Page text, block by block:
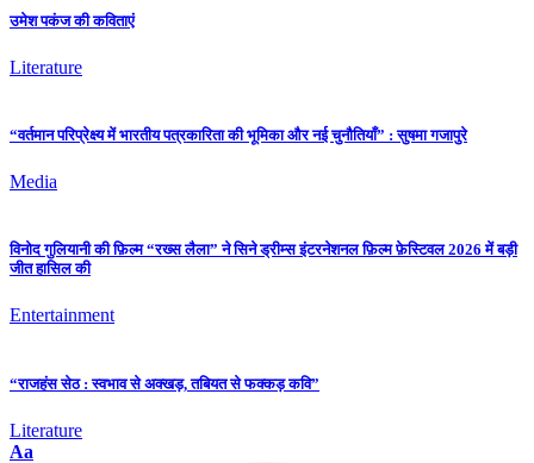
उमेश पकंज की कविताएं
Literature
“वर्तमान परिप्रेक्ष्य में भारतीय पत्रकारिता की भूमिका और नई चुनौतियाँ” : सुषमा गजापुरे
Media
विनोद गुलियानी की फ़िल्म “रख्स लैला” ने सिने ड्रीम्स इंटरनेशनल फ़िल्म फ़ेस्टिवल 2026 में बड़ी
जीत हासिल की
Entertainment
“राजहंस सेठ : स्वभाव से अक्खड़, तबियत से फक्कड़ कवि”
Literature
Aa